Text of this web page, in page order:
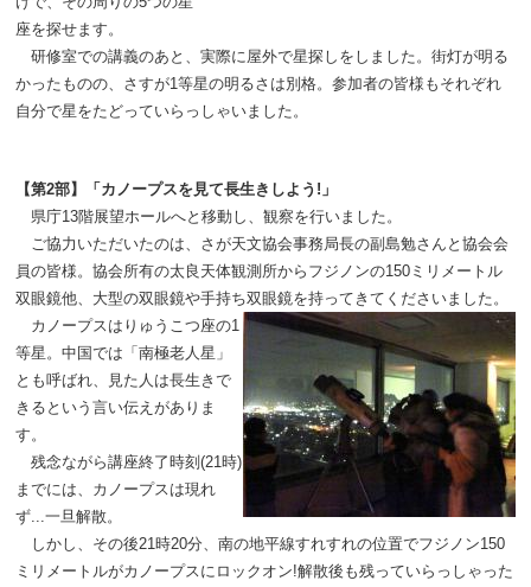
座を探せます。
研修室での講義のあと、実際に屋外で星探しをしました。街灯が明る
かったものの、さすが1等星の明るさは別格。参加者の皆様もそれぞれ
自分で星をたどっていらっしゃいました。
【第2部】「カノープスを見て長生きしよう!」
県庁13階展望ホールへと移動し、観察を行いました。
ご協力いただいたのは、さが天文協会事務局長の副島勉さんと協会会
員の皆様。協会所有の太良天体観測所からフジノンの150ミリメートル
双眼鏡他、大型の双眼鏡や手持ち双眼鏡を持ってきてくださいました。
カノープスはりゅうこつ座の1
等星。中国では「南極老人星」
とも呼ばれ、見た人は長生きで
きるという言い伝えがありま
す。
残念ながら講座終了時刻(21時)
までには、カノープスは現れ
ず...一旦解散。
しかし、その後21時20分、南の地平線すれすれの位置でフジノン150
ミリメートルがカノープスにロックオン!解散後も残っていらっしゃった